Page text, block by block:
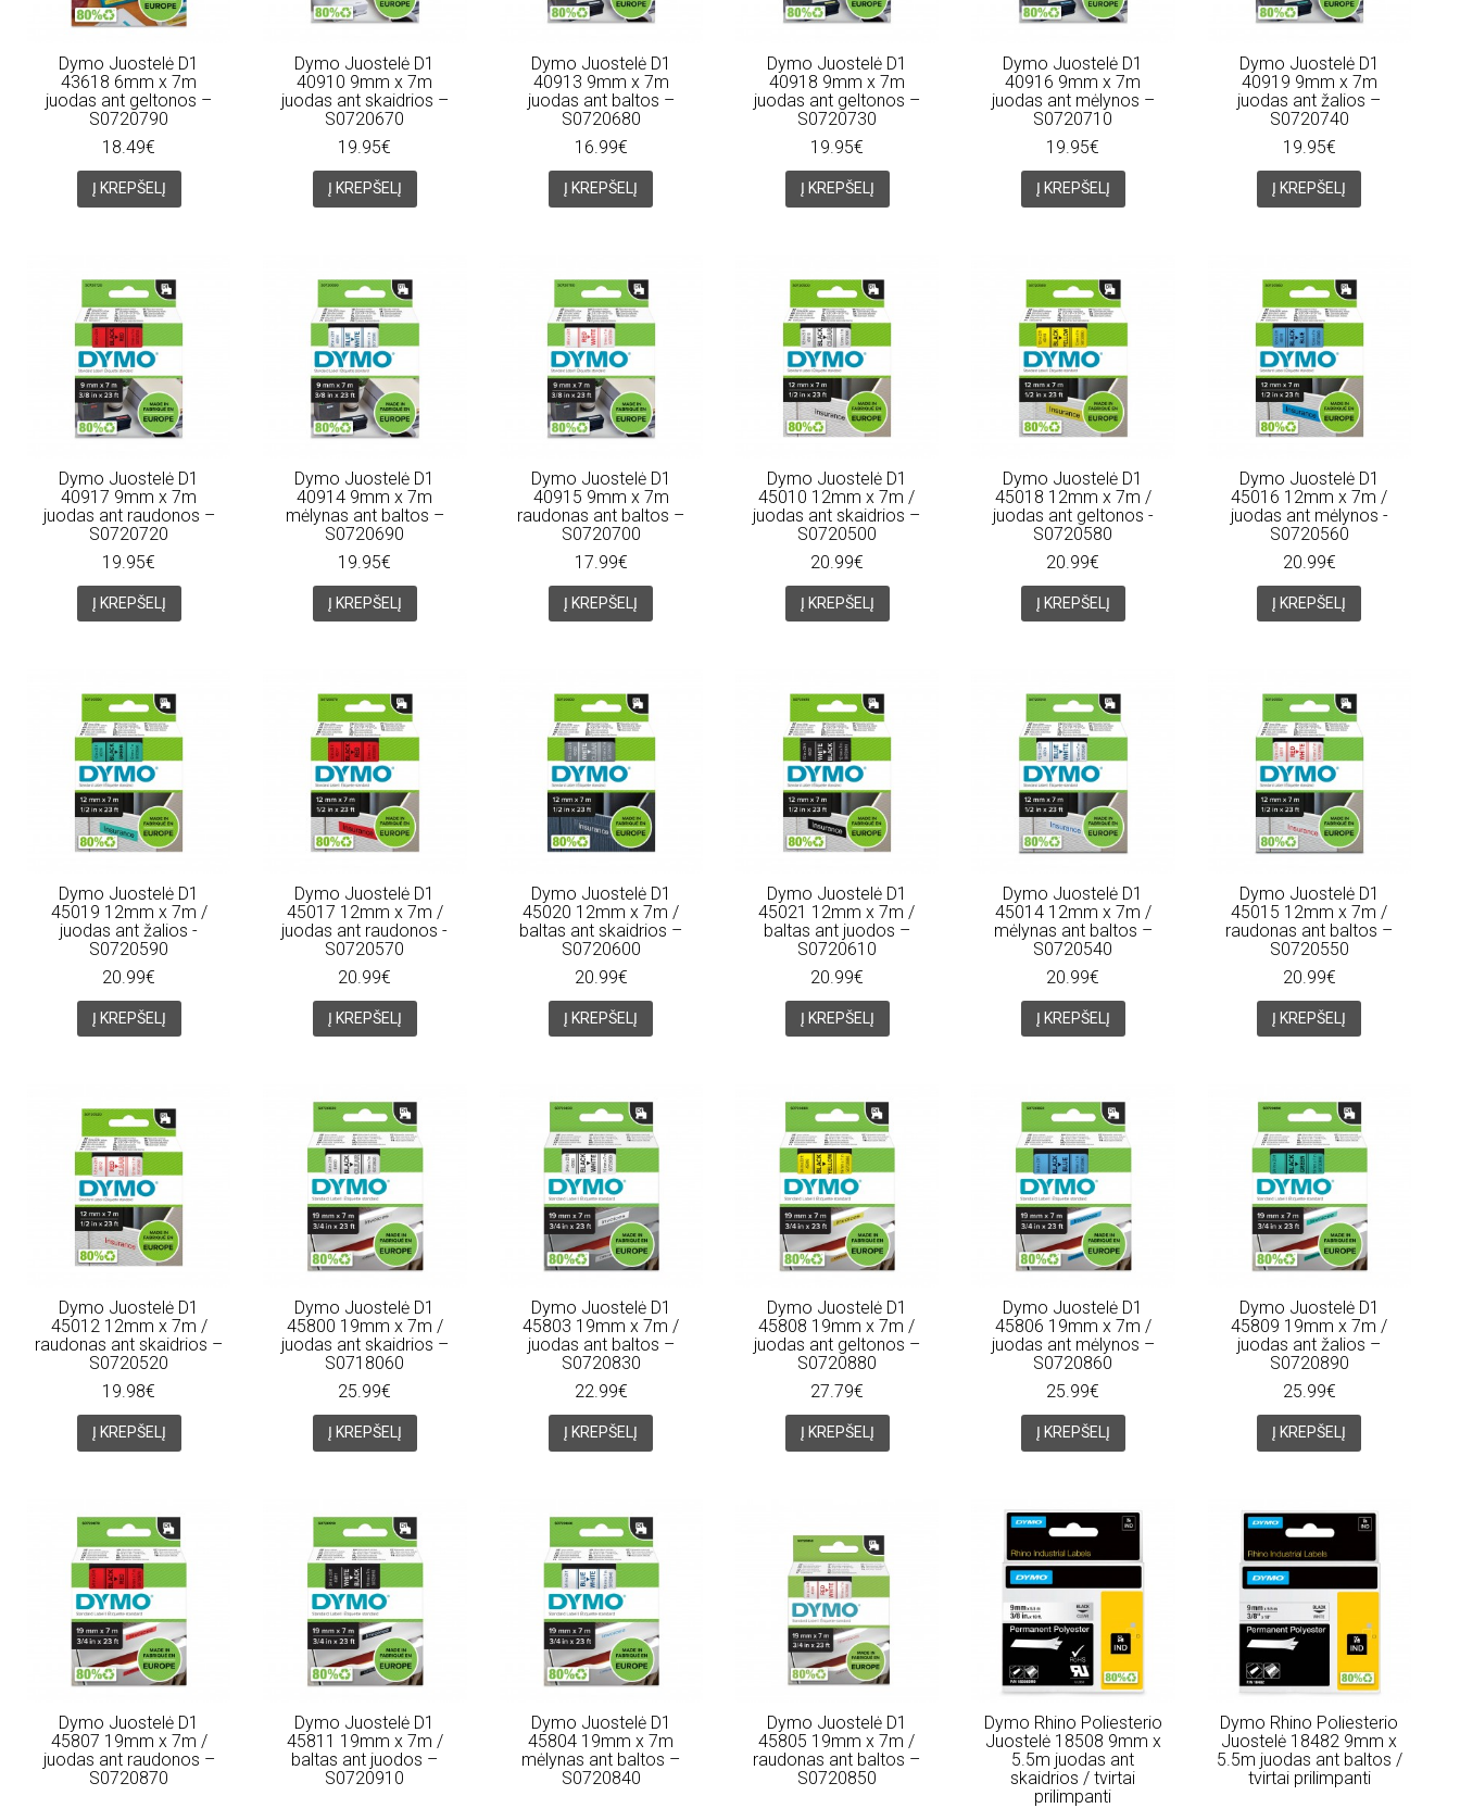
Dymo Juostelė D1
43618 6mm x 7m
juodas ant geltonos –
S0720790
18.49€
Į KREPŠELĮ
Dymo Juostelė D1
40910 9mm x 7m
juodas ant skaidrios –
S0720670
19.95€
Į KREPŠELĮ
Dymo Juostelė D1
40913 9mm x 7m
juodas ant baltos –
S0720680
16.99€
Į KREPŠELĮ
Dymo Juostelė D1
40918 9mm x 7m
juodas ant geltonos –
S0720730
19.95€
Į KREPŠELĮ
Dymo Juostelė D1
40916 9mm x 7m
juodas ant mėlynos –
S0720710
19.95€
Į KREPŠELĮ
Dymo Juostelė D1
40919 9mm x 7m
juodas ant žalios –
S0720740
19.95€
Į KREPŠELĮ
Dymo Juostelė D1
40917 9mm x 7m
juodas ant raudonos –
S0720720
19.95€
Į KREPŠELĮ
Dymo Juostelė D1
40914 9mm x 7m
mėlynas ant baltos –
S0720690
19.95€
Į KREPŠELĮ
Dymo Juostelė D1
40915 9mm x 7m
raudonas ant baltos –
S0720700
17.99€
Į KREPŠELĮ
Dymo Juostelė D1
45010 12mm x 7m /
juodas ant skaidrios –
S0720500
20.99€
Į KREPŠELĮ
Dymo Juostelė D1
45018 12mm x 7m /
juodas ant geltonos -
S0720580
20.99€
Į KREPŠELĮ
Dymo Juostelė D1
45016 12mm x 7m /
juodas ant mėlynos -
S0720560
20.99€
Į KREPŠELĮ
Dymo Juostelė D1
45019 12mm x 7m /
juodas ant žalios -
S0720590
20.99€
Į KREPŠELĮ
Dymo Juostelė D1
45017 12mm x 7m /
juodas ant raudonos -
S0720570
20.99€
Į KREPŠELĮ
Dymo Juostelė D1
45020 12mm x 7m /
baltas ant skaidrios –
S0720600
20.99€
Į KREPŠELĮ
Dymo Juostelė D1
45021 12mm x 7m /
baltas ant juodos –
S0720610
20.99€
Į KREPŠELĮ
Dymo Juostelė D1
45014 12mm x 7m /
mėlynas ant baltos –
S0720540
20.99€
Į KREPŠELĮ
Dymo Juostelė D1
45015 12mm x 7m /
raudonas ant baltos –
S0720550
20.99€
Į KREPŠELĮ
Dymo Juostelė D1
45012 12mm x 7m /
raudonas ant skaidrios –
S0720520
19.98€
Į KREPŠELĮ
Dymo Juostelė D1
45800 19mm x 7m /
juodas ant skaidrios –
S0718060
25.99€
Į KREPŠELĮ
Dymo Juostelė D1
45803 19mm x 7m /
juodas ant baltos –
S0720830
22.99€
Į KREPŠELĮ
Dymo Juostelė D1
45808 19mm x 7m /
juodas ant geltonos –
S0720880
27.79€
Į KREPŠELĮ
Dymo Juostelė D1
45806 19mm x 7m /
juodas ant mėlynos –
S0720860
25.99€
Į KREPŠELĮ
Dymo Juostelė D1
45809 19mm x 7m /
juodas ant žalios –
S0720890
25.99€
Į KREPŠELĮ
Dymo Juostelė D1
45807 19mm x 7m /
juodas ant raudonos –
S0720870
Dymo Juostelė D1
45811 19mm x 7m /
baltas ant juodos –
S0720910
Dymo Juostelė D1
45804 19mm x 7m
mėlynas ant baltos –
S0720840
Dymo Juostelė D1
45805 19mm x 7m /
raudonas ant baltos –
S0720850
Dymo Rhino Poliesterio
Juostelė 18508 9mm x
5.5m juodas ant
skaidrios / tvirtai
prilimpanti
Dymo Rhino Poliesterio
Juostelė 18482 9mm x
5.5m juodas ant baltos /
tvirtai prilimpanti